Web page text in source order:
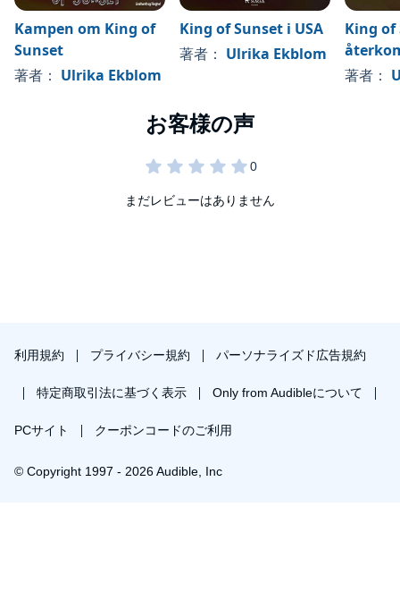
Kampen om King of
Sunset
著者： Ulrika Ekblom
King of Sunset i USA
著者： Ulrika Ekblom
King of
著者：
まだレビューはありません
利用規約 プライバシー規約 パーソナライズド広告規約
特定商取引法に基づく表示 Only from Audibleについて
PCサイト クーポンコードのご利用
© Copyright 1997 - 2026 Audible, Inc